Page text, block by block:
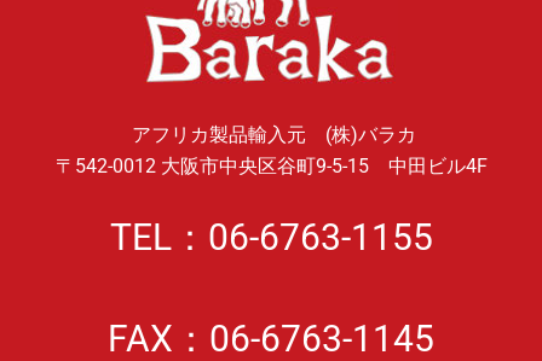
アフリカ製品輸入元 (株)バラカ
〒542-0012 大阪市中央区谷町9-5-15 中田ビル4F
TEL：06-6763-1155
FAX：06-6763-1145